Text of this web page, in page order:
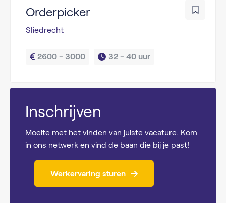
Orderpicker
Sliedrecht
2600 - 3000 32 - 40 uur
Inschrijven
Moeite met het vinden van juiste vacature. Kom
in ons netwerk en vind de baan die bij je past!
Werkervaring sturen